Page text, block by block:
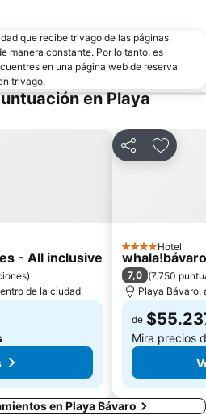
que recibe trivago de las páginas
manera constante. Por lo tanto, es
en una página web de reserva
trivago.
en Playa
- All inclusive
)
de la ciudad
Compartir
4 Estrellas
Hotel
whala!bávaro
7,0 (7.750
Playa Bávaro,
de
Mira precios
en Playa Bávaro